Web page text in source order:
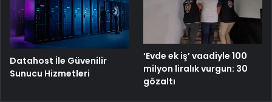
Datahost İle Güvenilir
Sunucu Hizmetleri
‘Evde ek iş’ vaadiyle 100
milyon liralık vurgun: 30
gözaltı